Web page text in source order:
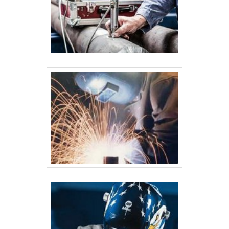
camada de proteção contra corrosão, como pintura epóxi ou
galvanização, para aumentar a durabilidade do silo, especialmente
em ambientes agressivos. 3. Corte e Conformação das Chapas de
Aço Após a seleção e preparação do material, as chapas de aço
do projeto. Os processos mais comuns incluem: Corte a plasma ou
laser: Para obter cortes precisos nas chapas de aço. Dobragem e
curvamento: Para criar as formas curvas necessárias para as
paredes laterais do silo. Em muitos casos, as chapas são dobradas
a frio ou moldadas por máquinas especiais. Conformação de peças
auxiliares: As peças adicionais, como bases, tampas e anéis de
reforço, também são cortadas e conformadas. 4. Soldagem A
soldagem é um dos processos principais na fabricação de silos,
do silo. As técnicas mais comuns de soldagem são: Soldagem MIG
(Metal Inert Gas): Usada em materiais mais finos e em áreas de
difícil acesso. Soldagem TIG (Tungsten Inert Gas): Usada para
soldas mais precisas, especialmente em peças de espessura mais